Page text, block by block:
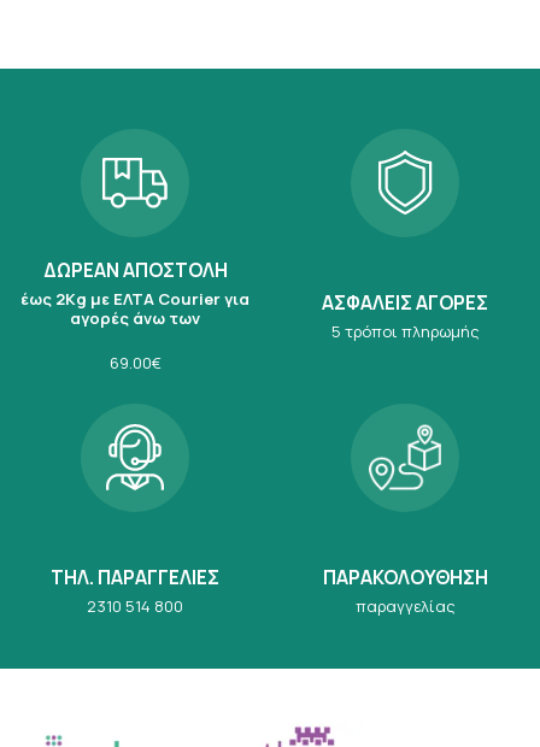
ΔΩΡΕΑΝ ΑΠΟΣΤΟΛΗ
έως 2Kg με ΕΛΤΑ Courier για
αγορές άνω των
69.00€
ΑΣΦΑΛΕΙΣ ΑΓΟΡΕΣ
5 τρόποι πληρωμής
ΤΗΛ. ΠΑΡΑΓΓΕΛΙΕΣ
2310 514 800
ΠΑΡΑΚΟΛΟΥΘΗΣΗ
παραγγελίας